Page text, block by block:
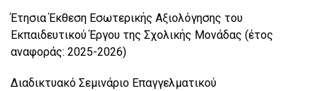
Έτησια Έκθεση Εσωτερικής Αξιολόγησης του
Εκπαιδευτικού Έργου της Σχολικής Μονάδας (έτος
αναφοράς: 2025-2026)
Διαδικτυακό Σεμινάριο Επαγγελματικού